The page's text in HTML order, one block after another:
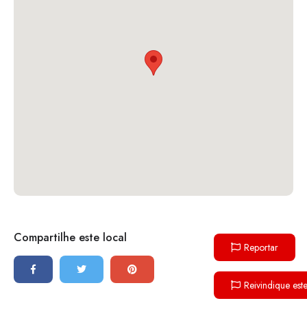
Compartilhe este local
Reportar
Reivindique